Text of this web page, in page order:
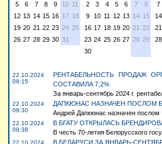
5
6 7 8 9 10 11
12 13 14 15 16 17 18
19 20 21 22 23 24 25
26 27 28 29 30 31
2
3 4 5 6 7
8
9
10 11 12 13 14 15
16 17 18 19 20 21 22
23 24 25 26 27 28 29
30
7
14
21
28
22.10.2024
09:15
РЕНТАБЕЛЬНОСТЬ ПРОДАЖ
СОСТАВИЛА 7,2%
За январь-сентябрь 2024 г.
22.10.2024
09:30
ДАПКЮНАС НАЗНАЧЕН ПОСЛОМ
Андрей Дапкюнас назначен послом
22.10.2024
09:38
В БГАТУ ОТКРЫЛАСЬ
В честь 70-летия Белорусского
22.10.2024
В БЕЛАРУСИ ЗА ЯНВАРЬ-